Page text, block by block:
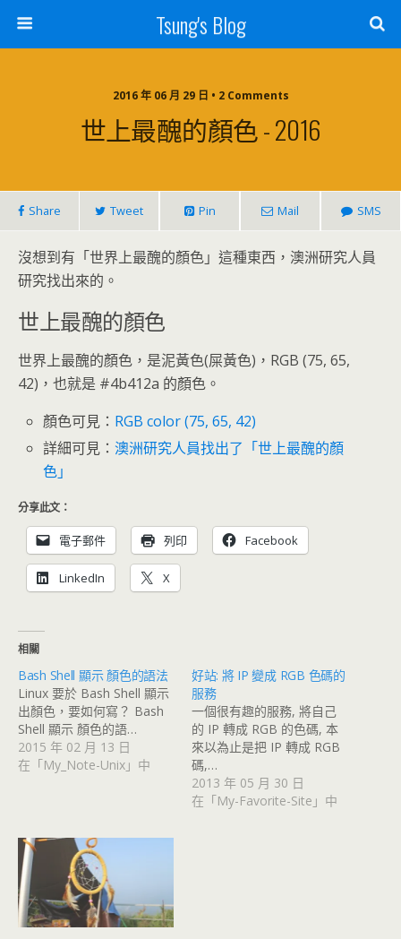
Tsung's Blog
2016 年 06 月 29 日 • 2 Comments
世上最醜的顏色 - 2016
Share Tweet Pin Mail SMS
沒想到有「世界上最醜的顏色」這種東西，澳洲研究人員
研究找出來的。
世上最醜的顏色
世界上最醜的顏色，是泥黃色(屎黃色)，RGB (75, 65,
42)，也就是 #4b412a 的顏色。
顏色可見： RGB color (75, 65, 42)
詳細可見： 澳洲研究人員找出了「世上最醜的顏
色」
分享此文：
電子郵件 列印 Facebook
LinkedIn X
相關
Bash Shell 顯示 顏色的語法
Linux 要於 Bash Shell 顯示
出顏色，要如何寫？ Bash
Shell 顯示 顏色的語…
2015 年 02 月 13 日
在「My_Note-Unix」中
好站: 將 IP 變成 RGB 色碼的
服務
一個很有趣的服務, 將自己
的 IP 轉成 RGB 的色碼, 本
來以為止是把 IP 轉成 RGB
碼,…
2013 年 05 月 30 日
在「My-Favorite-Site」中